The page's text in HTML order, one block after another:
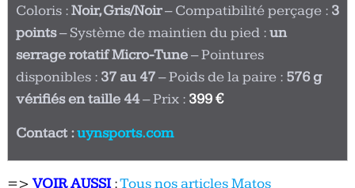
Coloris :Noir, Gris/Noir–Compatibilité perçage : 3
points–Système de maintien du pied :un
serrage rotatif Micro-Tune–Pointures
disponibles : 37 au 47–Poids de la paire : 576 g
vérifiés en taille 44–Prix : 399 €
Contact :uynsports.com
=>VOIR AUSSI:Tous nos articles Matos